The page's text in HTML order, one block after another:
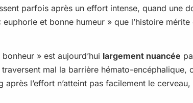
parfois après un effort intense, quand une
et bonne humeur » que l’histoire mérite
» est aujourd’hui largement nuancée
mal la barrière hémato-
l’effort n’atteint pas facilement le